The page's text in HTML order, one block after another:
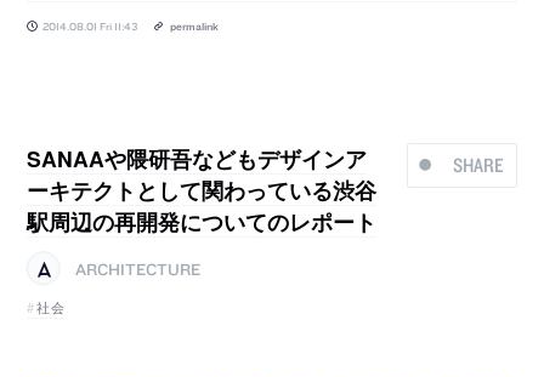
2014.08.01 Fri 11:43 permalink
SHARE
SANAAや隈研吾などもデザインア
ーキテクトとして関わっている渋谷
駅周辺の再開発についてのレポート
ARCHITECTURE
社会